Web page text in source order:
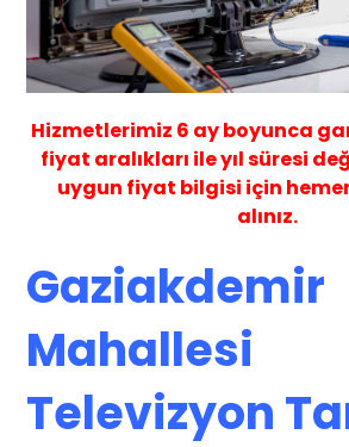
Hizmetlerimiz 6 ayboyunca
fiyat aralıkları ile yıl süresi
uygun fiyat bilgisi için
alınız.
Gaziakdemir
Mahallesi
Televizyon